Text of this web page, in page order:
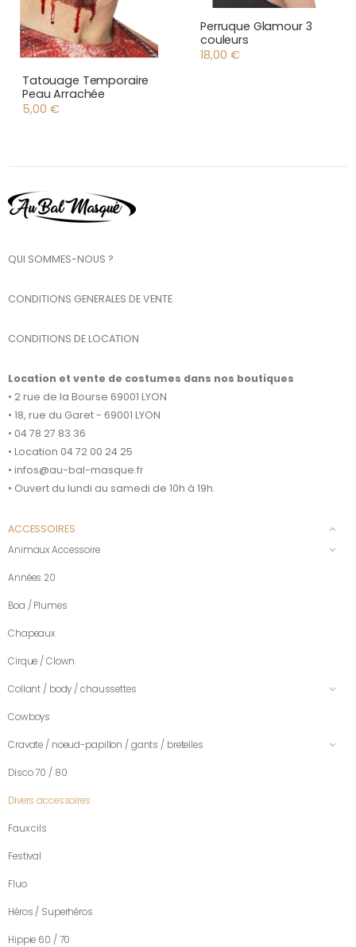
Tatouage Temporaire
Peau Arrachée
5,00 €
Perruque Glamour 3
couleurs
18,00 €
QUI SOMMES-NOUS ?
CONDITIONS GENERALES DE VENTE
CONDITIONS DE LOCATION
Location et vente de costumes dans nos boutiques
• 2 rue de la Bourse 69001 LYON
• 18, rue du Garet - 69001 LYON
• 04 78 27 83 36
• Location 04 72 00 24 25
• infos@au-bal-masque.fr
• Ouvert du lundi au samedi de 10h à 19h.
ACCESSOIRES
Animaux Accessoire
Années 20
Boa / Plumes
Chapeaux
Cirque / Clown
Collant / body / chaussettes
Cowboys
Cravate / noeud-papillon / gants / bretelles
Disco 70 / 80
Divers accessoires
Faux cils
Festival
Fluo
Héros / Superhéros
Hippie 60 / 70